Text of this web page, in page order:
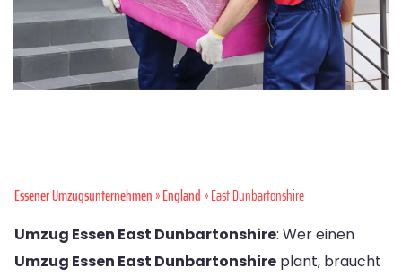
Essener Umzugsunternehmen»England» East Dunbartonshire
Umzug Essen East Dunbartonshire: Wer einen
Umzug Essen East Dunbartonshire plant, braucht